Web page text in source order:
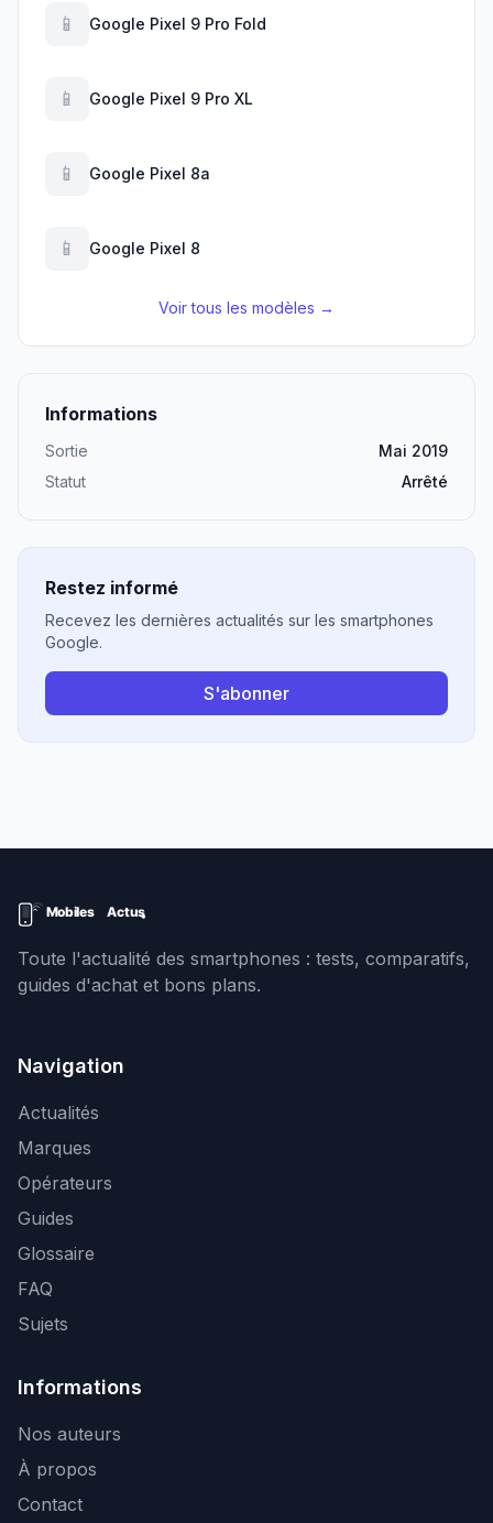
📱 Google Pixel 9 Pro Fold
📱 Google Pixel 9 Pro XL
📱 Google Pixel 8a
📱 Google Pixel 8
Voir tous les modèles →
Informations
Sortie
Mai 2019
Statut
Arrêté
Restez informé
Recevez les dernières actualités sur les smartphones
Google.
S'abonner
Toute l'actualité des smartphones : tests, comparatifs,
guides d'achat et bons plans.
Navigation
Actualités
Marques
Opérateurs
Guides
Glossaire
FAQ
Sujets
Informations
Nos auteurs
À propos
Contact